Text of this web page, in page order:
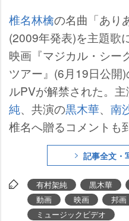
椎名林檎の名曲「あり
(2009年発表)を主題歌
映画『マジカル・シー
ツアー』(6月19日公開)
ルPVが解禁された。主
純、共演の黒木華、 南
椎名へ贈るコメントも
記事全文・
有村架純 黒木華
動画
映画 邦画
ミュージックビデオ